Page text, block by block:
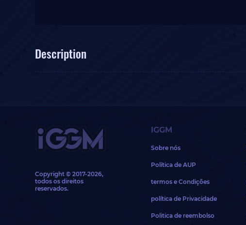
Description
Copyright © 2017-2026,
todos os direitos
reservados.
IGGM
Sobre nós
Política de AUP
termos e Condições
política de Privacidade
Politica de reembolso